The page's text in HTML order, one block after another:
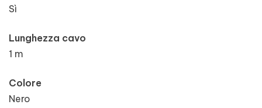
Sì
Lunghezza cavo
1 m
Colore
Nero